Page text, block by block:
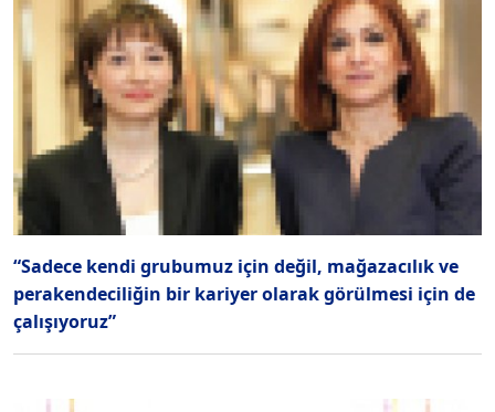
“Sadece kendi grubumuz için değil, mağazacılık ve
perakendeciliğin bir kariyer olarak görülmesi için de
çalışıyoruz”